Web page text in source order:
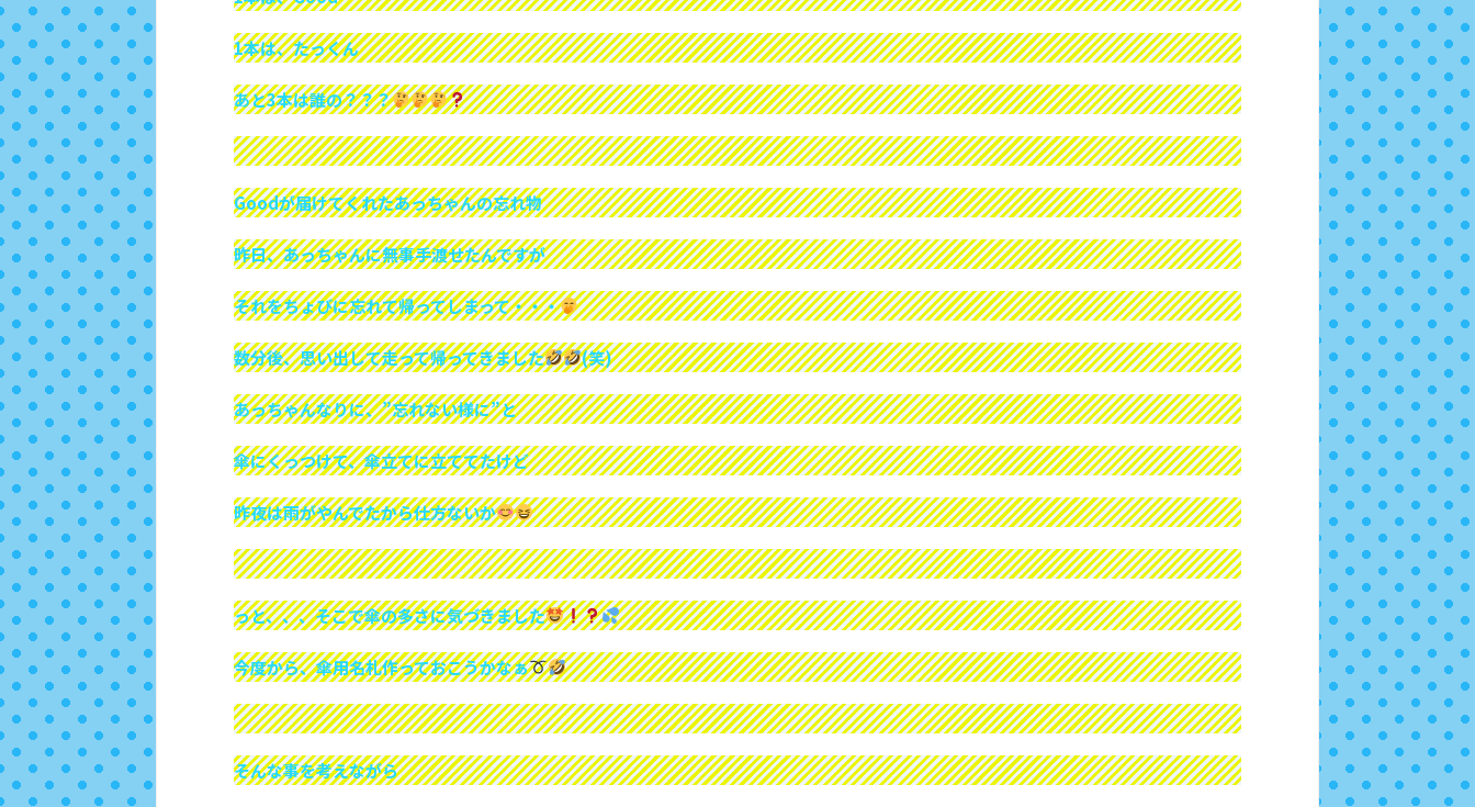
1本は、たっくん
あと3本は誰の？？？
Goodが届けてくれたあっちゃんの忘れ物
昨日、あっちゃんに無事手渡せたんですが
それをちょびに忘れて帰ってしまって・・・
数分後、思い出して走って帰ってきました (笑)
あっちゃんなりに、”忘れない様に”と
傘にくっつけて、傘立てに立ててたけど
昨夜は雨がやんでたから仕方ないか
っと、、、そこで傘の多さに気づきました
今度から、傘用名札作っておこうかなぁ
そんな事を考えながら